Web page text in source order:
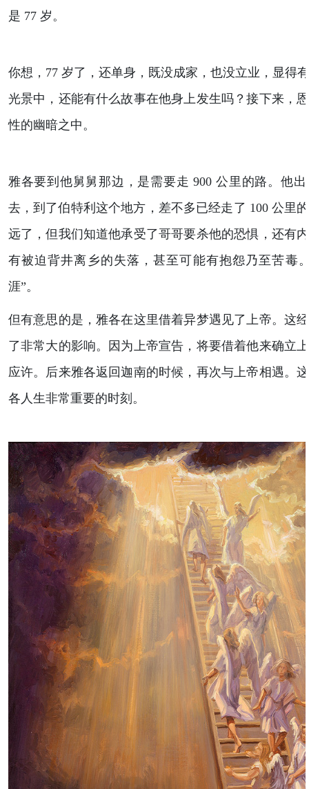
是 77 岁。
你想，77 岁了，还单身，既没成家，也没立业，显得
光景中，还能有什么故事在他身上发生吗？接下来，
性的幽暗之中。
雅各要到他舅舅那边，是需要走 900 公里的路。他
去，到了伯特利这个地方，差不多已经走了 100 公里
远了，但我们知道他承受了哥哥要杀他的恐惧，还有
有被迫背井离乡的失落，甚至可能有抱怨乃至苦毒
涯”。
但有意思的是，雅各在这里借着异梦遇见了上帝。这
了非常大的影响。因为上帝宣告，将要借着他来确立
应许。后来雅各返回迦南的时候，再次与上帝相遇。
各人生非常重要的时刻。